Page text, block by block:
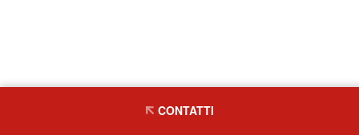
CONTATTI